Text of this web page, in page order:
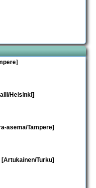
Helsinki]
asema/Tampere]
Turku]